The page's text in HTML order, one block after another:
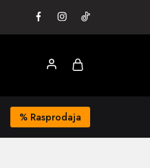
% Rasprodaja